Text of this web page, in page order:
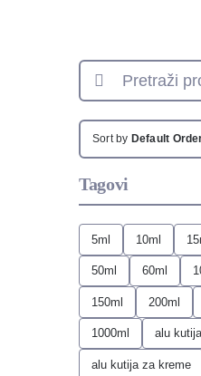
Search
for:
Sort by Default
Tagovi
5ml 10ml
50ml 60ml
150ml 200ml
1000ml alu kutija
alu kutija za kreme